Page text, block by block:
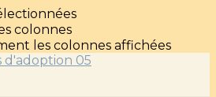
colonnes
les colonnes affichées